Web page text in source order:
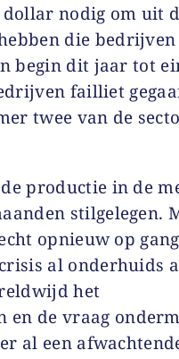
nodig om uit
die
begin dit jaar tot
failliet
twee van de
productie in de
stilgelegen.
opnieuw op gang
al onderhuids
het
en de vraag
al een